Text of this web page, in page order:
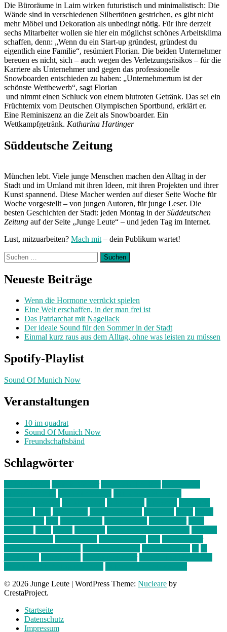
Die Büroräume in Laim wirken futuristisch und minimalistisch: Die
Wände sind in verschiedenen Silbertönen gestrichen, es gibt nicht
mehr Möbel und Dekoration als unbedingt nötig. Für ihre derzeit
sechs Mitarbeiter wollen sie hier ein möglichst schönes Arbeitsklima
schaffen, denn: „Wenn du ein Start-up gründest, gründest du
eigentlich eine Familie“, resümiert Florian. Die beiden Unternehmer
bereuen es nicht, sich – auch wegen des Verletzungsrisikos – für die
Karriere als Unternehmer und gegen das professionelle
Snowboarden entschieden zu haben: „Unternehmertum ist der
schönste Wettbewerb“, sagt Florian
und nimmt einen Schluck von einem blutroten Getränk. Das sei ein
Früchtemix vom Deutschen Olympischen Sportbund, erklärt er.
Eine Reminiszenz an die Zeit als Snowboarder. Ein
Wettkampfgetränk. Katharina Hartinger
Süddeutsche Zeitung
München lebt. Viele junge Menschen machen den Alltag in der
Stadt und im Umland mit ihren Ideen, mit ihren Projekten und ihrer
Kunst spannend. Diese Macher werden auf dieser Seite Woche für
Woche vorgestellt – von jungen Autoren, für junge Leser. Die
besten Geschichten der Stadt: jeden Montag in derSüddeutschen
Zeitung auf der Seite „Junge Leute“ – und jeden Tag im Internet.
Lust, mitzuarbeiten? Mach mit – dein Publikum wartet!
Suchen
nach:
Neueste Beiträge
Wenn die Hormone verrückt spielen
Eine Welt erschaffen, in der man frei ist
Das Patriarchat mit Nagellack
Der ideale Sound für den Sommer in der Stadt
Einmal kurz raus aus dem Alltag, ohne was leisten zu müssen
Spotify-Playlist
Sound Of Munich Now
Veranstaltungen
10 im quadrat
Sound Of Munich Now
Freundschaftsbänd
Schlagwörter
© 2026 Junge Leute | WordPress Theme: Nucleare by
CrestaProject.
Startseite
Datenschutz
Impressum